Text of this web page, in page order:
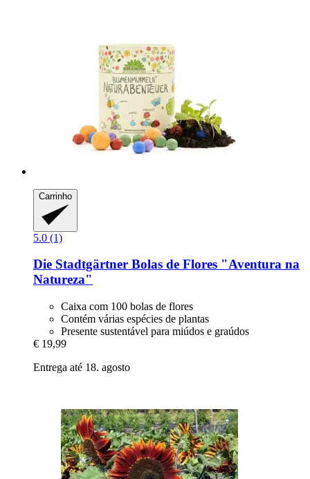
Carrinho
5.0 (1)
Die Stadtgärtner Bolas de Flores "Aventura na
Natureza"
Caixa com 100 bolas de flores
Contém várias espécies de plantas
Presente sustentável para miúdos e graúdos
€ 19,99
Entrega até 18. agosto